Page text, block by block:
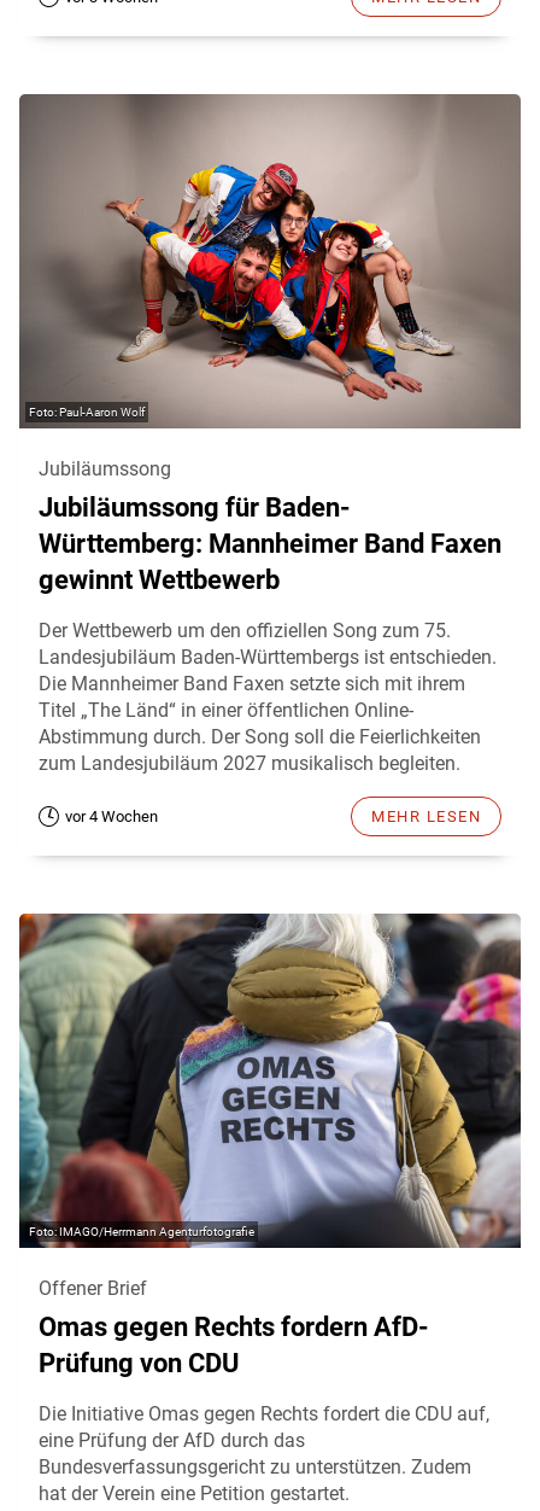
Paul-Aaron Wolf
Jubiläumssong
Jubiläumssong für Baden-
Württemberg: Mannheimer Band Faxen
gewinnt Wettbewerb
Der Wettbewerb um den offiziellen Song zum 75.
Landesjubiläum Baden-Württembergs ist entschieden.
Die Mannheimer Band Faxen setzte sich mit ihrem
Titel „The Länd“ in einer öffentlichen Online-
Abstimmung durch. Der Song soll die Feierlichkeiten
zum Landesjubiläum 2027 musikalisch begleiten.
vor 4 Wochen MEHR LESEN
IMAGO/Herrmann Agenturfotografie
Offener Brief
Omas gegen Rechts fordern AfD-
Prüfung von CDU
Die Initiative Omas gegen Rechts fordert die CDU auf,
eine Prüfung der AfD durch das
Bundesverfassungsgericht zu unterstützen. Zudem
hat der Verein eine Petition gestartet.